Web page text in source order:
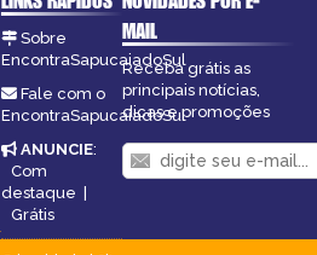
Sobre
EncontraSapucaiadoSul
Fale com o
EncontraSapucaiadoSul
ANUNCIE:
Com
destaque |
Grátis
MAIL
Receba grátis as
principais notícias,
dicas e promoções